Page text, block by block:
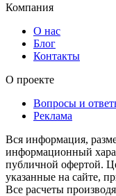
Компания
О нас
Блог
Контакты
О проекте
Вопросы и
Реклама
Вся информация,
информационный
публичной офертой.
указанные на сайте,
Все расчеты